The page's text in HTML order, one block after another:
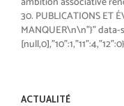
30. PUBLICATIONS ET
MANQUER\n\n"}" data-
ACTUALITÉ